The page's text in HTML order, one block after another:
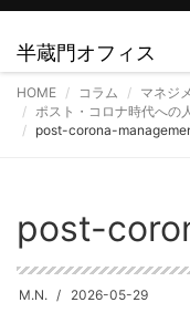
半蔵門オフィス
HOME コラム
マネジ
ポスト・コロナ時代への
post-corona-
post-
M.N. 2026-05-29